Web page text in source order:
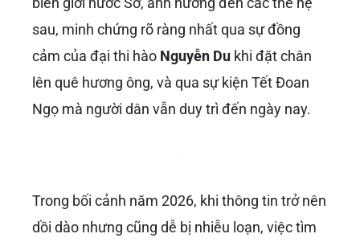
sau, minh chứng rõ ràng nhất qua sự đồng
cảm của đại thi hào Nguyễn Du khi đặt chân
lên quê hương ông, và qua sự kiện Tết Đoan
Ngọ mà người dân vẫn duy trì đến ngày nay.
Trong bối cảnh năm 2026, khi thông tin trở nên
dồi dào nhưng cũng dễ bị nhiễu loạn, việc tìm